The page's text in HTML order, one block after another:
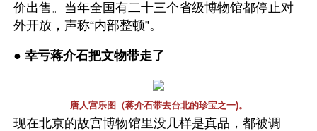
价出售。当年全国有二十三个省级博物馆都停止对
外开放，声称“内部整顿”。
● 幸亏蒋介石把文物带走了
唐人宫乐图（蒋介石带去台北的珍宝之一)。
现在北京的故宫博物馆里没几样是真品，都被调